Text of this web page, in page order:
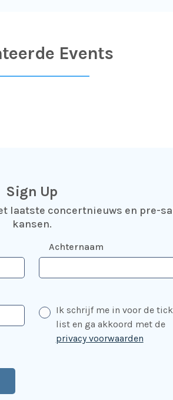
Events
Sign Up
laatste concertnieuws en pre-
kansen.
Achternaam
Ik schrijf me in voor de
list en ga akkoord met de
privacy voorwaarden